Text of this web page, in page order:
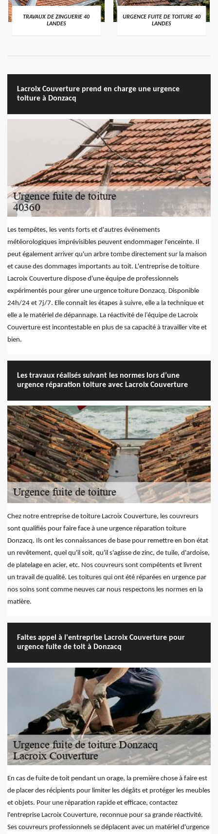
TRAVAUX DE ZINGUERIE 40
LANDES
URGENCE FUITE DE TOITURE 40
LANDES
Lacroix Couverture prend en charge une urgence
toiture à Donzacq
Les tempêtes, les vents forts et d'autres événements
météorologiques imprévisibles peuvent endommager l'enceinte. Il
peut également arriver qu'un arbre tombe directement sur la maison
et cause des dommages importants au toit. L'entreprise de toiture
Lacroix Couverture dispose d'une équipe de professionnels
expérimentés pour gérer une urgence toiture Donzacq. Disponible
24h/24 et 7j/7. Elle connaît les étapes à suivre, elle a la technique et
elle a le matériel de dépannage. La réactivité de l’équipe de Lacroix
Couverture est incontestable en plus de sa capacité à travailler vite et
bien.
Les travaux réalisés suivant les normes lors d’une
urgence réparation toiture avec Lacroix Couverture
Chez notre entreprise de toiture Lacroix Couverture, les couvreurs
sont qualifiés pour faire face à une urgence réparation toiture
Donzacq. Ils ont les connaissances de base pour remettre en bon état
un revêtement, quel qu'il soit, qu'il s'agisse de zinc, de tuile, d'ardoise,
de platelage en acier, etc. Nos couvreurs sont compétents et livrent
un travail de qualité. Les toitures qui ont été réparées en urgence par
nos soins sont comme neuves car nous respectons les normes en la
matière.
Faites appel à l'entreprise Lacroix Couverture pour
urgence fuite de toit à Donzacq
En cas de fuite de toit pendant un orage, la première chose à faire est
de placer des récipients pour limiter les dégâts et protéger les meubles
et objets. Pour une réparation rapide et efficace, contactez
l'entreprise Lacroix Couverture, reconnue pour sa grande réactivité.
Ses couvreurs professionnels se déplacent avec un matériel d'urgence